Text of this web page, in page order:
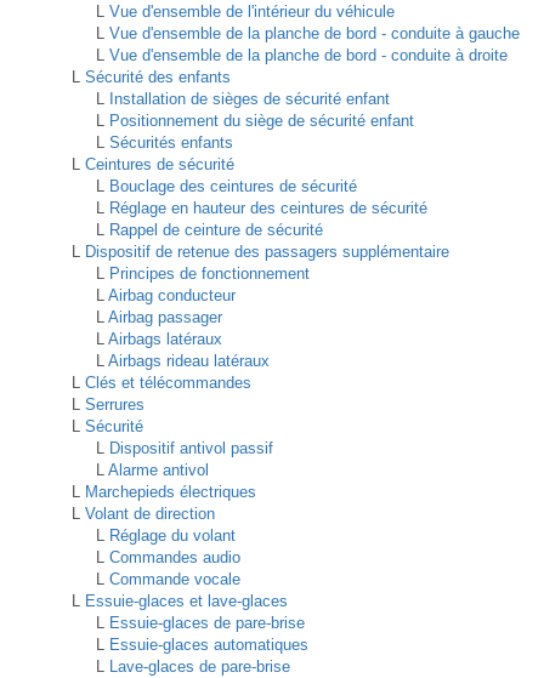
L Vue d'ensemble de l'intérieur du véhicule
L Vue d'ensemble de la planche de bord - conduite à gauche
L Vue d'ensemble de la planche de bord - conduite à droite
L Sécurité des enfants
L Installation de sièges de sécurité enfant
L Positionnement du siège de sécurité enfant
L Sécurités enfants
L Ceintures de sécurité
L Bouclage des ceintures de sécurité
L Réglage en hauteur des ceintures de sécurité
L Rappel de ceinture de sécurité
L Dispositif de retenue des passagers supplémentaire
L Principes de fonctionnement
L Airbag conducteur
L Airbag passager
L Airbags latéraux
L Airbags rideau latéraux
L Clés et télécommandes
L Serrures
L Sécurité
L Dispositif antivol passif
L Alarme antivol
L Marchepieds électriques
L Volant de direction
L Réglage du volant
L Commandes audio
L Commande vocale
L Essuie-glaces et lave-glaces
L Essuie-glaces de pare-brise
L Essuie-glaces automatiques
L Lave-glaces de pare-brise